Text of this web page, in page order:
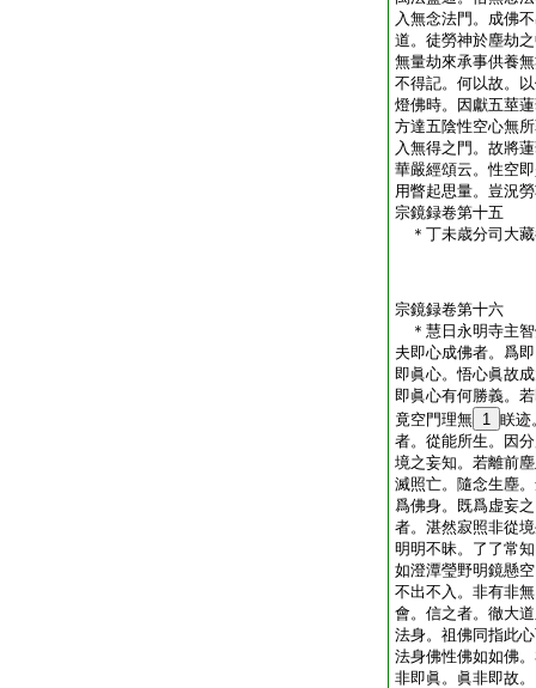
入無念法門。成佛
道。徒勞神於塵劫
無量劫來承事供養
不得記。何以故。
燈佛時。因獻五莖
方達五陰性空心無
入無得之門。故將
華嚴經頌云。性空
用瞥起思量。豈況
宗鏡録卷第十五
＊丁未歳分司大
宗鏡録卷第十六
＊慧日永明寺主
夫即心成佛者。爲
即眞心。悟心眞故
即眞心有何勝義。
竟空門理無 1 眹迹
者。從能所生。因
境之妄知。若離前
滅照亡。隨念生塵
爲佛身。既爲虚妄
者。湛然寂照非從
明明不昧。了了常
如澄潭瑩野明鏡懸
不出不入。非有非
會。信之者。徹大
法身。祖佛同指此
法身佛性佛如如佛
非即眞。眞非即故